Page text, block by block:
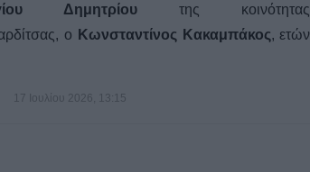
Δημητρίου της κοινότητας
ο Κωνσταντίνος Κακαμπάκος, ετών
17 Ιουλίου 2026, 13:15